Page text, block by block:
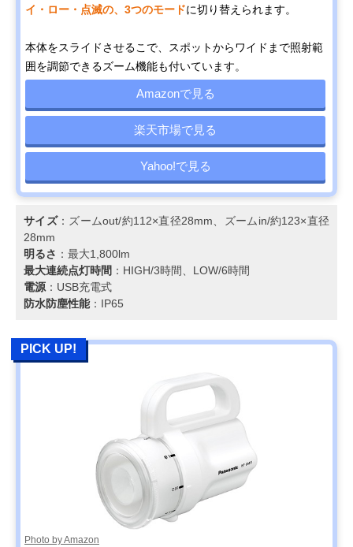
イ・ロー・点滅の、3つのモードに切り替えられます。
本体をスライドさせるこで、スポットからワイドまで照射範
囲を調節できるズーム機能も付いています。
Amazonで見る
楽天市場で見る
Yahoo!で見る
サイズ：ズームout/約112×直径28mm、ズームin/約123×直径
28mm
明るさ ：最大1,800lm
最大連続点灯時間 ：HIGH/3時間、LOW/6時間
電源 ：USB充電式
防水防塵性能：IP65
PICK UP!
Photo by Amazon